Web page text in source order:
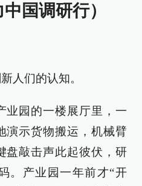
国调研行）
人们的认知。
业园的一楼展厅里，一
演示货物搬运，机械臂
盘敲击声此起彼伏，研
。产业园一年前才“开